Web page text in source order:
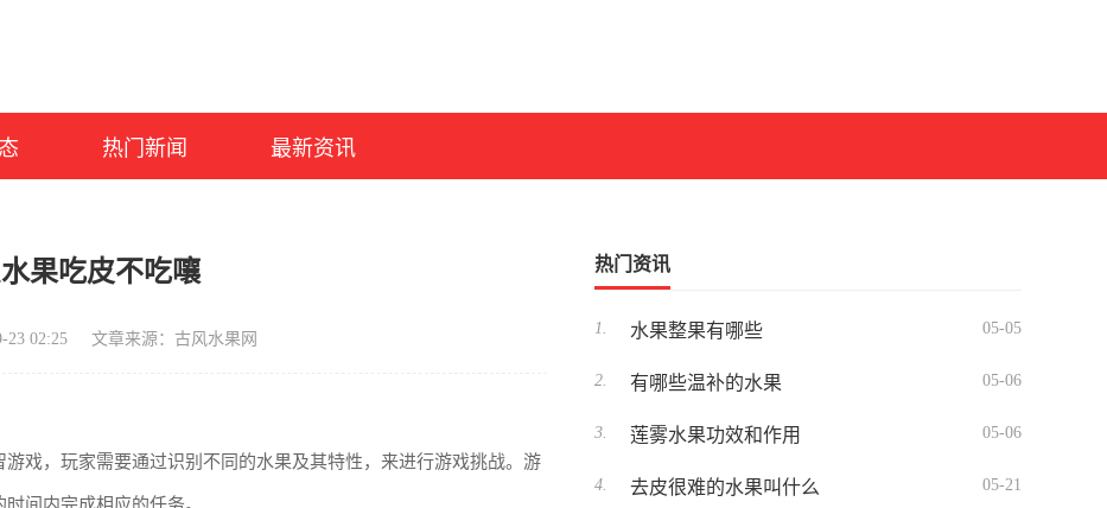
热门新闻 最新资讯
果吃皮不吃嚷
23 02:25 文章来源：古风水果网
戏，玩家需要通过识别不同的水果及其特性，来进行游戏挑战。游
热门资讯
1. 水果整果有哪些 05-05
2. 有哪些温补的水果 05-06
3. 莲雾水果功效和作用 05-06
4. 去皮很难的水果叫什么 05-21